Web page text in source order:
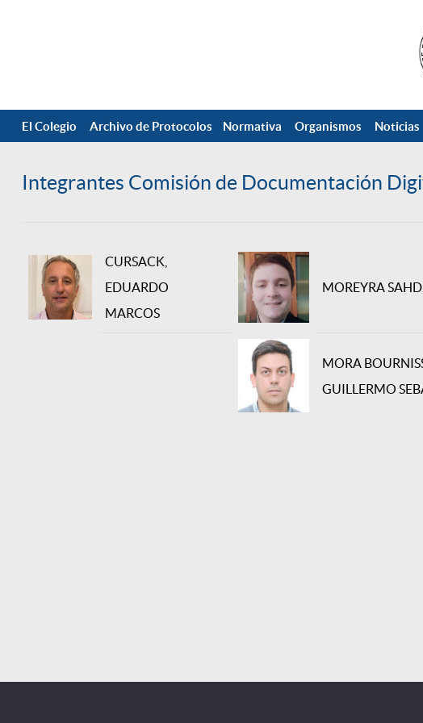
El Colegio Archivo de Protocolos Normativa Organismos Noticias
Integrantes Comisión de Documentación
CURSACK,
EDUARDO
MARCOS
MOREYRA
MORA
GUILLERMO